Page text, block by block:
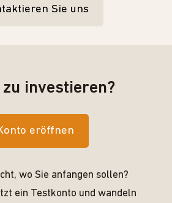
Sie uns
zu investieren?
eröffnen
wo Sie anfangen sollen?
ein Testkonto und wandeln